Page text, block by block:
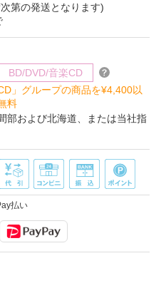
第の発送となります)
BD/DVD/音楽CD
」グループの商品を¥4,400以
料
部および北海道、または当社指
払い